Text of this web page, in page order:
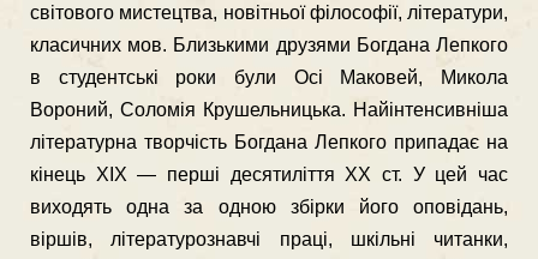
світового мистецтва, новітньої філософії, літератури,
класичних мов. Близькими друзями Богдана Лепкого
в студентські роки були Осі Маковей, Микола
Вороний, Соломія Крушельницька. Найінтенсивніша
літературна творчість Богдана Лепкого припа­дає на
кінець XIX — перші десятиліття XX ст. У цей час
виходять одна за одною збірки його оповідань,
віршів, літературознавчі праці, шкільні читанки,